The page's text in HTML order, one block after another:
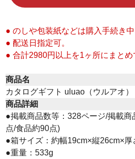
● のしや包装紙などは購入手続き中
● 配送日指定可。
● 合計2980円以上を1ヶ所にまとめ
商品名
カタログギフト uluao（ウルアオ）
商品詳細
●掲載商品数等：328ページ/掲載
点/食品約90点)
●箱サイズ：約幅19cm×縦26cm×厚
●重量：533g